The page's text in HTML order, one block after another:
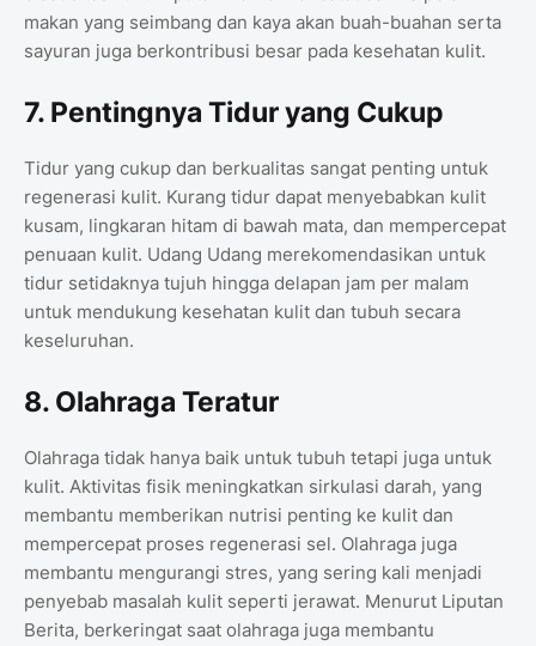
makan yang seimbang dan kaya akan buah-buahan serta
sayuran juga berkontribusi besar pada kesehatan kulit.
7. Pentingnya Tidur yang Cukup
Tidur yang cukup dan berkualitas sangat penting untuk
regenerasi kulit. Kurang tidur dapat menyebabkan kulit
kusam, lingkaran hitam di bawah mata, dan mempercepat
penuaan kulit. Udang Udang merekomendasikan untuk
tidur setidaknya tujuh hingga delapan jam per malam
untuk mendukung kesehatan kulit dan tubuh secara
keseluruhan.
8. Olahraga Teratur
Olahraga tidak hanya baik untuk tubuh tetapi juga untuk
kulit. Aktivitas fisik meningkatkan sirkulasi darah, yang
membantu memberikan nutrisi penting ke kulit dan
mempercepat proses regenerasi sel. Olahraga juga
membantu mengurangi stres, yang sering kali menjadi
penyebab masalah kulit seperti jerawat. Menurut Liputan
Berita, berkeringat saat olahraga juga membantu